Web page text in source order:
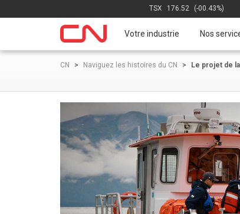
TSX 176.52 (-00.43%)
Votre industrie Nos
CN > Naviguez les histoires du CN > Le projet de